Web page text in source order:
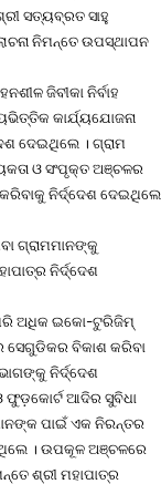
ସତ୍ୟବ୍ରତ ସାହୁ
ନିମନ୍ତେ ଉପସ୍ଥାପନ
ଜିବୀକା ନିର୍ବାହ
କାର୍ଯ୍ୟଯୋଜନା
ଦେଇଥିଲେ । ଗ୍ରାମ
ଓ ସଂପୃକ୍ତ ଅଞ୍ଚଳର
ନିର୍ଦ୍ଦେଶ ଦେଇଥିଲେ
ଗ୍ରାମମାନଙ୍କୁ
ନିର୍ଦ୍ଦେଶ
ଅଧିକ ଇକୋ-ଟୁରିଜିମ୍
ବିକାଶ କରିବା
ନିର୍ଦ୍ଦେଶ
ଫୁଡ଼କୋର୍ଟ ଆଦିର ସୁବିଧା
ପାଇଁ ଏକ ନିରନ୍ତର
। ଉପକୂଳ ଅଞ୍ଚଳରେ
ଶ୍ରୀ ମହାପାତ୍ର